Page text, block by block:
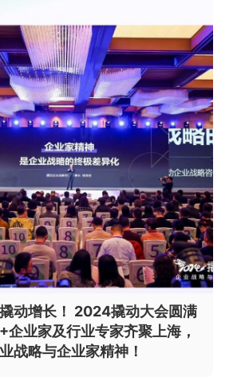
动增长！ 2024撬动大会圆满
业家及行业专家齐聚上海，
战略与企业家精神！